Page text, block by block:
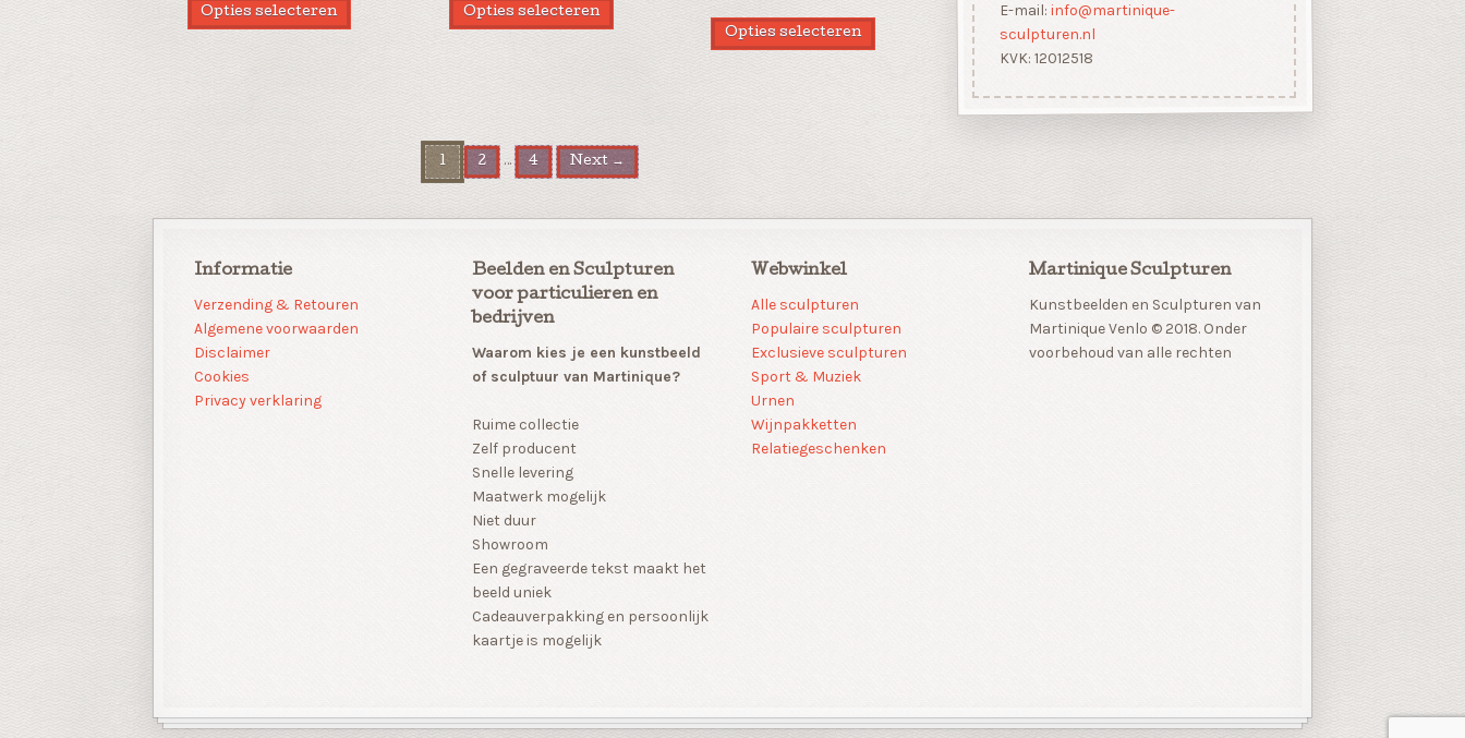
Opties selecteren Opties selecteren
Opties selecteren
1 2 … 4 Next →
E-mail: info@martinique-
sculpturen.nl
KVK: 12012518
Informatie
Verzending & Retouren
Algemene voorwaarden
Disclaimer
Cookies
Privacy verklaring
Beelden en Sculpturen
voor particulieren en
bedrijven
Waarom kies je een kunstbeeld
of sculptuur van Martinique?
Ruime collectie
Zelf producent
Snelle levering
Maatwerk mogelijk
Niet duur
Showroom
Een gegraveerde tekst maakt het
beeld uniek
Cadeauverpakking en persoonlijk
kaartje is mogelijk
Webwinkel
Alle sculpturen
Populaire sculpturen
Exclusieve sculpturen
Sport & Muziek
Urnen
Wijnpakketten
Relatiegeschenken
Martinique Sculpturen
Kunstbeelden en Sculpturen van
Martinique Venlo © 2018. Onder
voorbehoud van alle rechten